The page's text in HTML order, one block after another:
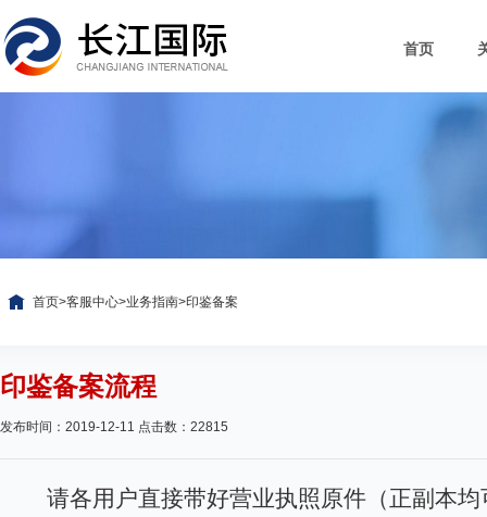
首页
首页>客服中心>业务指南>印鉴备案
印鉴备案流程
发布时间：2019-12-11 点击数：22815
请各用户直接带好营业执照原件（正副本